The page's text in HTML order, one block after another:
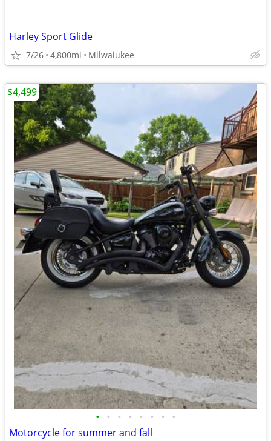
Harley Sport Glide
7/26 4,800mi Milwaiukee
• • • • • • • •
Motorcycle for summer and fall
$4,499